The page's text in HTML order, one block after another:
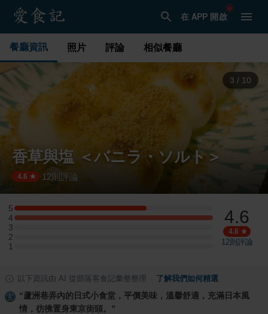
在 APP 開啟
餐廳資訊 照片 評論 相似餐廳
3 / 10
香草與塩 ＜バニラ・ソルト＞
4.6 ·12則評論
5
5 星：2 則評論
4
4 星：3 則評論
3
3 星：0 則評論
2
2 星：0 則評論
1
1 星：0 則評論
4.6
4.6
12則評論
以下資訊由 AI 從部落客食記彙整整理 了解我們如何精選
“蘆洲巷弄內的日式小食堂，平價美味，溫馨舒適，充滿日本風
情，彷彿置身東京街頭。 ”